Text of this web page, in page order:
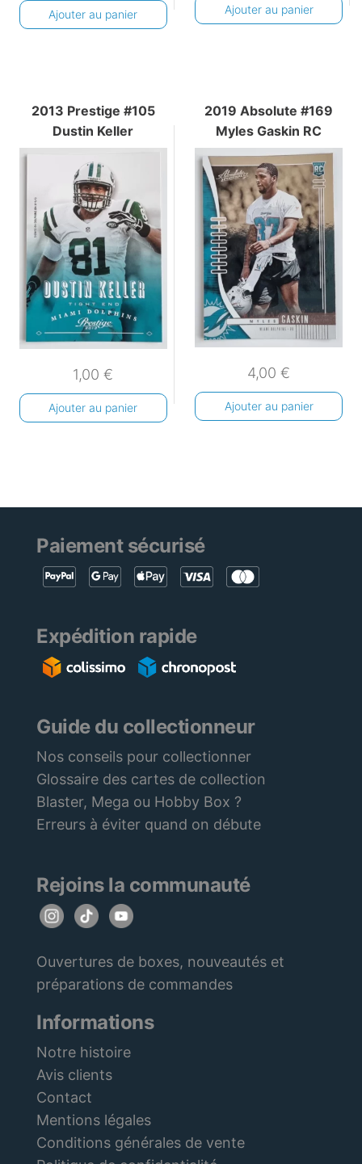
Ajouter au panier Ajouter au panier
2013 Prestige #105
Dustin Keller
1,00€
Ajouter au panier
2019 Absolute #169
Myles Gaskin RC
4,00€
Ajouter au panier
Paiement sécurisé
Expédition rapide
Guide du collectionneur
Nos conseils pour collectionner
Glossaire des cartes de collection
Blaster, Mega ou Hobby Box ?
Erreurs à éviter quand on débute
Rejoins la communauté
Ouvertures de boxes, nouveautés et
préparations de commandes
Informations
Notre histoire
Avis clients
Contact
Mentions légales
Conditions générales de vente